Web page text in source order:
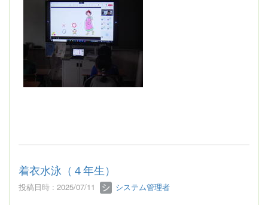
着衣水泳（４年生）
投稿日時 : 2025/07/11 システム管理者